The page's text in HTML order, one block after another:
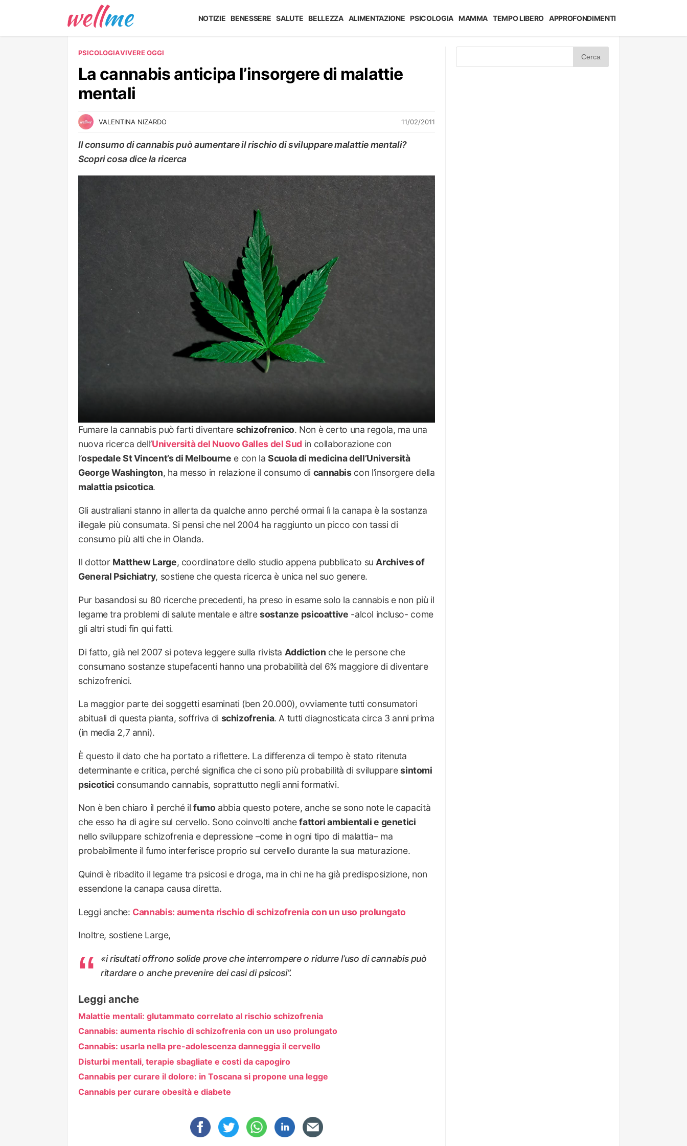
NOTIZIE BENESSERE SALUTE BELLEZZA ALIMENTAZIONE PSICOLOGIA MAMMA TEMPO LIBERO APPROFONDIMENTI
PSICOLOGIAVIVERE OGGI
La cannabis anticipa l’insorgere di malattie
mentali
VALENTINA NIZARDO 11/02/2011
Il consumo di cannabis può aumentare il rischio di sviluppare malattie mentali?
Scopri cosa dice la ricerca
Fumare la cannabis può farti diventare schizofrenico. Non è certo una regola, ma una
nuova ricerca dell’Università del Nuovo Galles del Sud in collaborazione con
l’ospedale St Vincent’s di Melbourne e con laScuola di medicina dell’Università
George Washington, ha messo in relazione il consumo di cannabiscon l’insorgere della
malattia psicotica.
Gli australiani stanno in allerta da qualche anno perché ormai lì la canapa è la sostanza
illegale più consumata. Si pensi che nel 2004 ha raggiunto un picco con tassi di
consumo più alti che in Olanda.
Il dottor Matthew Large, coordinatore dello studio appena pubblicato suArchives of
General Psichiatry, sostiene che questa ricerca è unica nel suo genere.
Pur basandosi su 80 ricerche precedenti, ha preso in esame solo la cannabis e non più il
legame tra problemi di salute mentale e altresostanze psicoattive -alcol incluso- come
gli altri studi fin qui fatti.
Di fatto, già nel 2007 si poteva leggere sulla rivista Addiction che le persone che
consumano sostanze stupefacenti hanno una probabilità del 6% maggiore di diventare
schizofrenici.
La maggior parte dei soggetti esaminati (ben 20.000), ovviamente tutti consumatori
abituali di questa pianta, soffriva di schizofrenia. A tutti diagnosticata circa 3 anni prima
(in media 2,7 anni).
È questo il dato che ha portato a riflettere. La differenza di tempo è stato ritenuta
determinante e critica, perché significa che ci sono più probabilità di svilupparesintomi
psicotici consumando cannabis, soprattutto negli anni formativi.
Non è ben chiaro il perché il fumo abbia questo potere, anche se sono note le capacità
che esso ha di agire sul cervello. Sono coinvolti anchefattori ambientali e genetici
nello sviluppare schizofrenia e depressione –come in ogni tipo di malattia– ma
probabilmente il fumo interferisce proprio sul cervello durante la sua maturazione.
Quindi è ribadito il legame tra psicosi e droga, ma in chi ne ha già predisposizione, non
essendone la canapa causa diretta.
Leggi anche: Cannabis: aumenta rischio di schizofrenia con un uso prolungato
Inoltre, sostiene Large,
«i risultati offrono solide prove che interrompere o ridurre l’uso di cannabis può
ritardare o anche prevenire dei casi di psicosi”.
Leggi anche
Malattie mentali: glutammato correlato al rischio schizofrenia
Cannabis: aumenta rischio di schizofrenia con un uso prolungato
Cannabis: usarla nella pre-adolescenza danneggia il cervello
Disturbi mentali, terapie sbagliate e costi da capogiro
Cannabis per curare il dolore: in Toscana si propone una legge
Cannabis per curare obesità e diabete